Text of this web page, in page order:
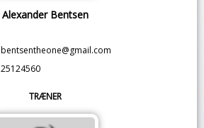
Alexander Bentsen
bentsentheone@gmail.com
25124560
TRÆNER